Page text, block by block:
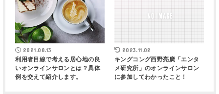
2021.08.13
利用者目線で考える居心地の良
いオンラインサロンとは？具体
例を交えて紹介します。
2023.11.02
キングコング西野亮廣「エンタ
メ研究所」のオンラインサロン
に参加してわかったこと！